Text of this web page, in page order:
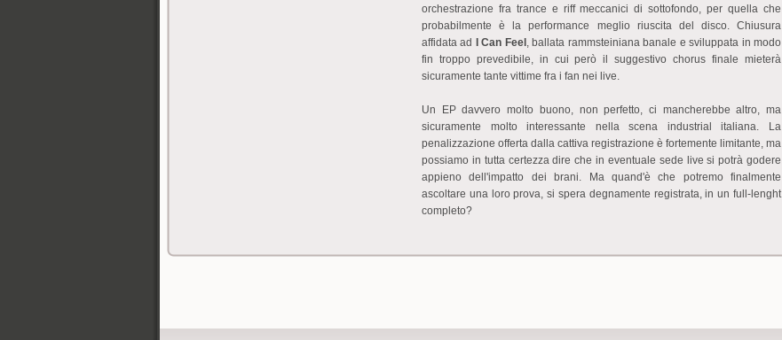
orchestrazione fra trance e riff meccanici di sottofondo, per quella che
probabilmente è la performance meglio riuscita del disco. Chiusura
affidata ad
I Can Feel , ballata rammsteiniana banale e sviluppata in modo
fin troppo prevedibile, in cui però il suggestivo chorus finale mieterà
sicuramente tante vittime fra i fan nei live.
Un EP davvero molto buono, non perfetto, ci mancherebbe altro, ma
sicuramente molto interessante nella scena industrial italiana. La
penalizzazione offerta dalla cattiva registrazione è fortemente limitante, ma
possiamo in tutta certezza dire che in eventuale sede live si potrà godere
appieno dell'impatto dei brani. Ma quand'è che potremo finalmente
ascoltare una loro prova, si spera degnamente registrata, in un full-lenght
completo?